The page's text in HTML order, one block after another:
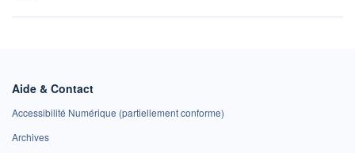
Aide & Contact
Accessibilité Numérique (partiellement conforme)
Archives